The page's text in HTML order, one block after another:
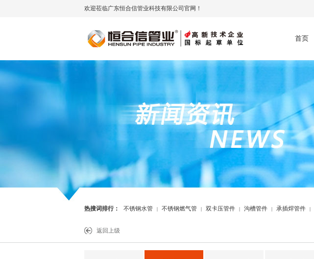
欢迎莅临广东恒合信管业科技有限公司官网！
首页
热搜词排行： 不锈钢水管 | 不锈钢燃气管 | 双卡压管件 | 沟槽管件 | 承插焊管件 |
返回上级